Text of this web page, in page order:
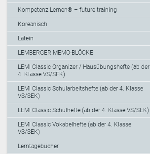
Kompetenz Lernen® – future training
Koreanisch
Latein
LEMBERGER MEMO-BLÖCKE
LEMI Classic Organizer / Hausübungshefte (ab der
4. Klasse VS/SEK)
LEMI Classic Schularbeitshefte (ab der 4. Klasse
VS/SEK)
LEMI Classic Schulhefte (ab der 4. Klasse VS/SEK)
LEMI Classic Vokabelhefte (ab der 4. Klasse
VS/SEK)
Lerntagebücher